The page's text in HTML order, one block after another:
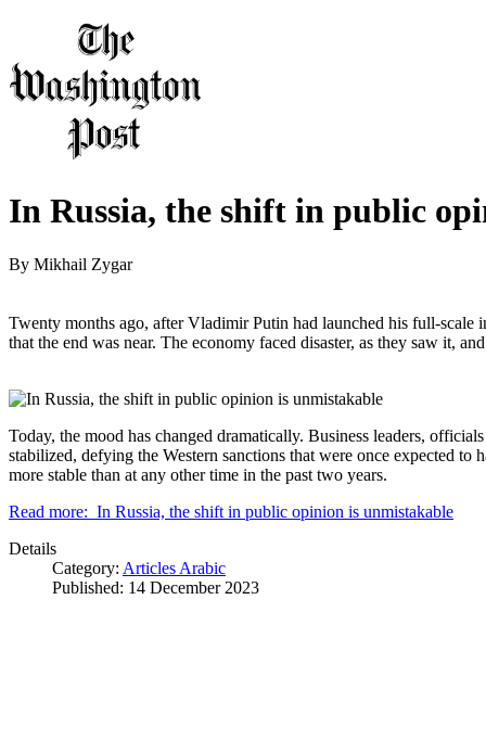
In Russia, the shift in public
By Mikhail Zygar
Twenty months ago, after Vladimir Putin had launched his full-
that the end was near. The economy faced disaster, as they saw it,
Today, the mood has changed dramatically. Business leaders,
stabilized, defying the Western sanctions that were once expected to
more stable than at any other time in the past two years.
Read more: In Russia, the shift in public opinion is unmistakable
Details
Category: Articles Arabic
Published: 14 December 2023